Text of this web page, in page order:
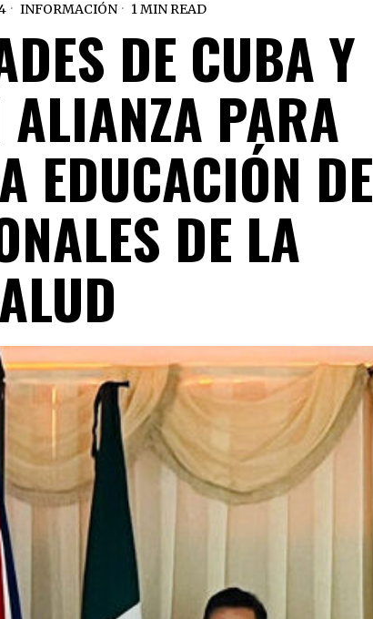
INFORMACIÓN 1 MIN READ
DE CUBA Y
ALIANZA PARA
EDUCACIÓN DE
DE LA